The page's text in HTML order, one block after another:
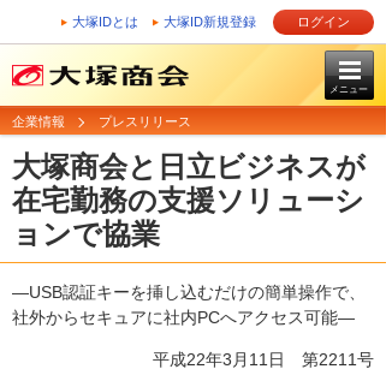
大塚IDとは 大塚ID新規登録 ログイン
メニュー
企業情報 プレスリリース
大塚商会と日立ビジネスが
在宅勤務の支援ソリューシ
ョンで協業
―USB認証キーを挿し込むだけの簡単操作で、
社外からセキュアに社内PCへアクセス可能―
平成22年3月11日 第2211号